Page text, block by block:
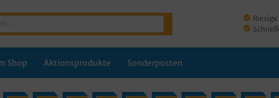
Shop Aktionsprodukte Sonderposten